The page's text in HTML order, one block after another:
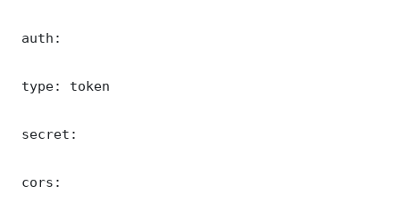
auth:
type: token
secret:
cors: